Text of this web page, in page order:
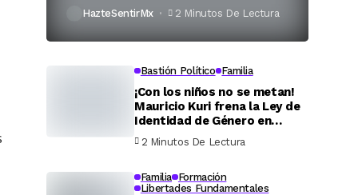
HazteSentirMx 2 Minutos De Lectura
Bastión Político Familia
¡Con los niños no se metan!
Mauricio Kuri frena la Ley de
Identidad de Género en
Querétaro
2 Minutos De Lectura
Familia Formación
Libertades Fundamentales